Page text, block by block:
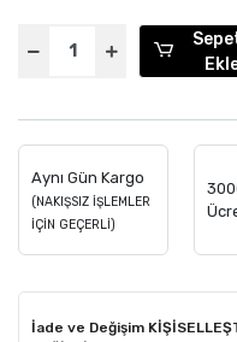
Aynı Gün Kargo
(NAKIŞSIZ İŞLEMLER
İÇİN GEÇERLİ)
İade ve Değişim